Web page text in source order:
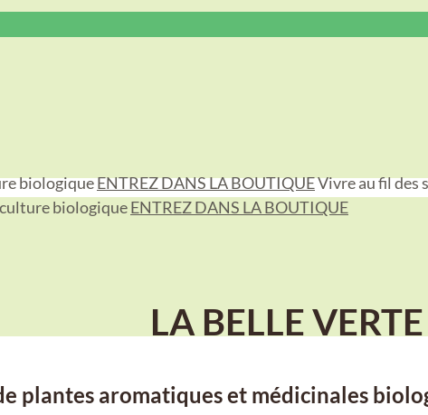
biologiqueENTREZ DANS LA BOUTIQUEVivre au fil des
biologiqueENTREZ DANS LA BOUTIQUE
LA BELLE VERTE
plantes aromatiques et médicinales